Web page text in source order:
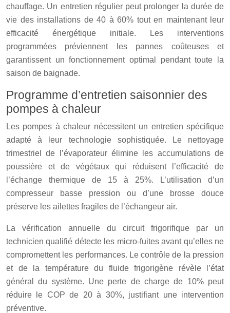
chauffage. Un entretien régulier peut prolonger la durée de
vie des installations de 40 à 60% tout en maintenant leur
efficacité énergétique initiale. Les interventions
programmées préviennent les pannes coûteuses et
garantissent un fonctionnement optimal pendant toute la
saison de baignade.
Programme d’entretien saisonnier des
pompes à chaleur
Les pompes à chaleur nécessitent un entretien spécifique
adapté à leur technologie sophistiquée. Le nettoyage
trimestriel de l’évaporateur élimine les accumulations de
poussière et de végétaux qui réduisent l’efficacité de
l’échange thermique de 15 à 25%. L’utilisation d’un
compresseur basse pression ou d’une brosse douce
préserve les ailettes fragiles de l’échangeur air.
La vérification annuelle du circuit frigorifique par un
technicien qualifié détecte les micro-fuites avant qu’elles ne
compromettent les performances. Le contrôle de la pression
et de la température du fluide frigorigène révèle l’état
général du système. Une perte de charge de 10% peut
réduire le COP de 20 à 30%, justifiant une intervention
préventive.